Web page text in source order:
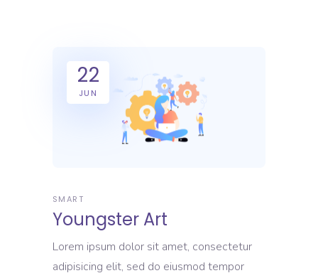
22
JUN
SMART
Youngster Art
Lorem ipsum dolor sit amet, consectetur
adipisicing elit, sed do eiusmod tempor